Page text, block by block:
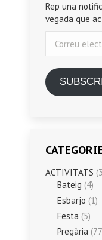
Rep una
vegada que
electrònic
ACTIVITATS
Bateig (4)
Esbarjo (1)
Festa (5)
Pregària